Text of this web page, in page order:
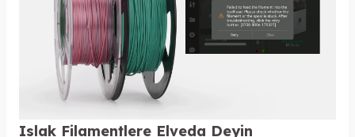
Islak Filamentlere Elveda Deyin